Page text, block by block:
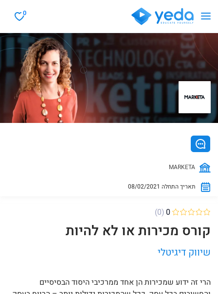
0
MARKETA
(0) 0
קורס מכירות או לא להיות
שיווק דיגיטלי
הרי זה ידוע שמכירות הן אחד ממרכיבי היסוד הבסיסיים